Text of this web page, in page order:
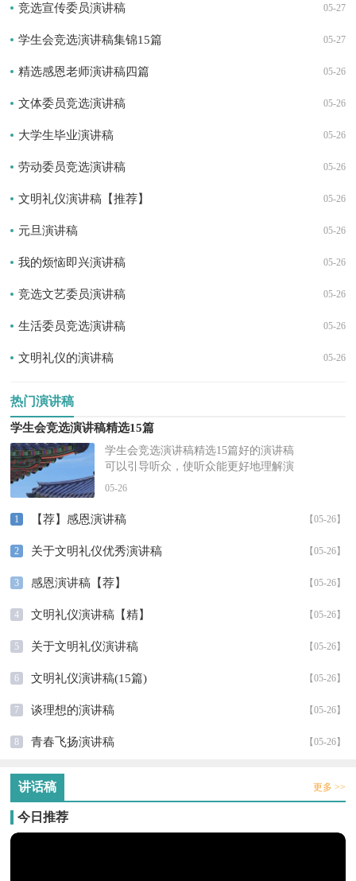
05-27
竞选宣传委员演讲稿
05-27
学生会竞选演讲稿集锦15篇
05-26
精选感恩老师演讲稿四篇
05-26
文体委员竞选演讲稿
05-26
大学生毕业演讲稿
05-26
劳动委员竞选演讲稿
05-26
文明礼仪演讲稿【推荐】
05-26
元旦演讲稿
05-26
我的烦恼即兴演讲稿
05-26
竞选文艺委员演讲稿
05-26
生活委员竞选演讲稿
05-26
文明礼仪的演讲稿
热门演讲稿
学生会竞选演讲稿精选15篇
学生会竞选演讲稿精选15篇好的演讲稿
可以引导听众，使听众能更好地理解演
讲的内容。在不断进步的时代，演讲稿
演...
05-26
1 【05-26】
【荐】感恩演讲稿
2 【05-26】
关于文明礼仪优秀演讲稿
3 【05-26】
感恩演讲稿【荐】
4 【05-26】
文明礼仪演讲稿【精】
5 【05-26】
关于文明礼仪演讲稿
6 【05-26】
文明礼仪演讲稿(15篇)
7 【05-26】
谈理想的演讲稿
8 【05-26】
青春飞扬演讲稿
讲话稿 更多 >>
今日推荐